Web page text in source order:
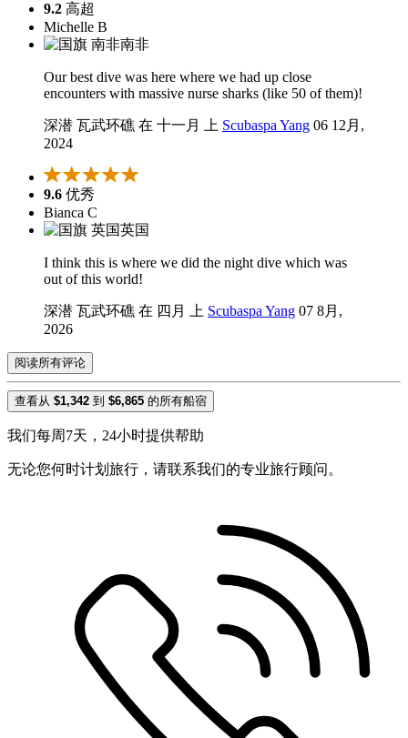
9.2 高超
Michelle B
南非
Our best dive was here where we had up close
encounters with massive nurse sharks (like 50 of them)!
深潜 瓦武环礁 在 十一月 上 Scubaspa Yang 06 12月,
2024
9.6 优秀
Bianca C
英国
I think this is where we did the night dive which was
out of this world!
深潜 瓦武环礁 在 四月 上 Scubaspa Yang 07 8月,
2026
阅读所有评论
查看从 $1,342 到 $6,865 的所有船宿
我们每周7天，24小时提供帮助
无论您何时计划旅行，请联系我们的专业旅行顾问。